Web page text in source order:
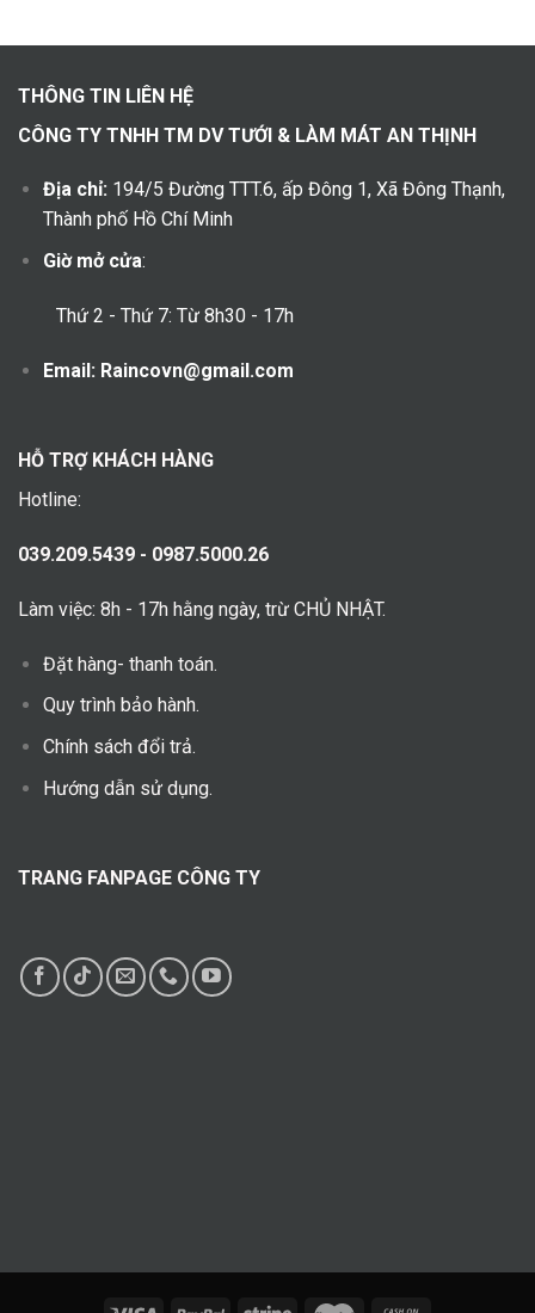
THÔNG TIN LIÊN HỆ
CÔNG TY TNHH TM DV TƯỚI & LÀM MÁT AN THỊNH
Địa chỉ: 194/5 Đường TTT.6, ấp Đông 1, Xã Đông Thạnh,
Thành phố Hồ Chí Minh
Giờ mở cửa:
Thứ 2 - Thứ 7: Từ 8h30 - 17h
Email: Raincovn@gmail.com
HỖ TRỢ KHÁCH HÀNG
Hotline:
039.209.5439 - 0987.5000.26
Làm việc: 8h - 17h hằng ngày, trừ CHỦ NHẬT.
Đặt hàng- thanh toán.
Quy trình bảo hành.
Chính sách đổi trả.
Hướng dẫn sử dụng.
TRANG FANPAGE CÔNG TY